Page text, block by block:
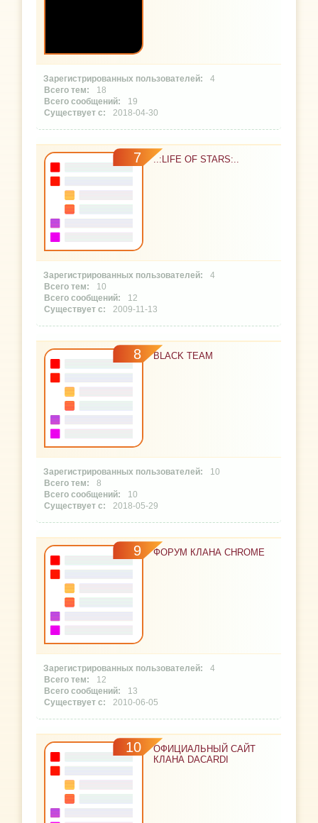
4
18
19
2018-04-30
7 ..:LIFE OF STARS:..
4
10
12
2009-11-13
8 BLACK TEAM
10
8
10
2018-05-29
9 ФОРУМ КЛАНА CHROME
4
12
13
2010-06-05
10
ОФИЦИАЛЬНЫЙ САЙТ
КЛАНА DACARDI